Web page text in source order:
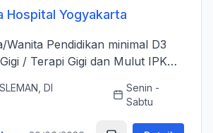
Hospital Yogyakarta
Wanita Pendidikan minimal D3
/ Terapi Gigi dan Mulut IPK
aktif Memiliki ijazah dan
DI
Senin -
Sabtu